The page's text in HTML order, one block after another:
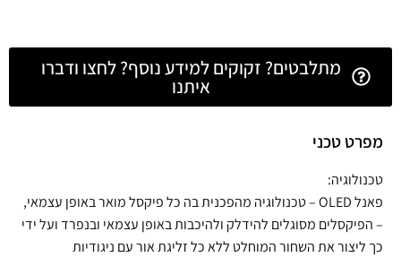
מתלבטים? זקוקים למידע נוסף? לחצו ודברו
איתנו
מפרט טכני
טכנולוגיה:
פאנל OLED – טכנולוגיה מהפכנית בה כל פיקסל מואר באופן עצמאי,
– הפיקסלים מסוגלים להידלק ולהיכבות באופן עצמאי ובנפרד ועל ידי
כך ליצור את השחור המוחלט ללא כל זליגת אור עם ניגודיות